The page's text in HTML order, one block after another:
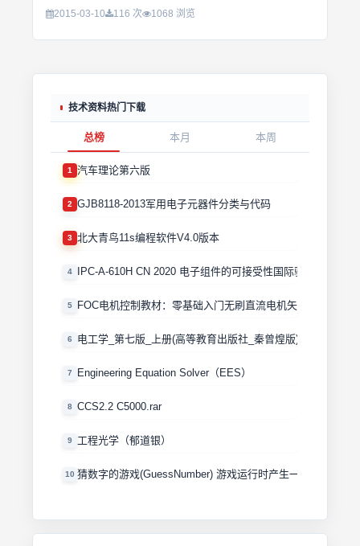
2015-03-10 116 次 1068 浏览
技术资料热门下载
总榜 本月 本周
1 汽车理论第六版
2 GJB8118-2013军用电子元器件分类与代码
3 北大青鸟11s编程软件V4.0版本
4 IPC-A-610H CN 2020 电子组件的可接受性国际验收标准
5 FOC电机控制教材：零基础入门无刷直流电机矢量控制技术
6 电工学_第七版_上册(高等教育出版社_秦曾煌版)
7 Engineering Equation Solver（EES）
8 CCS2.2 C5000.rar
9 工程光学（郁道银）
10 猜数字的游戏(GuessNumber) 游戏运行时产生一个0－1000